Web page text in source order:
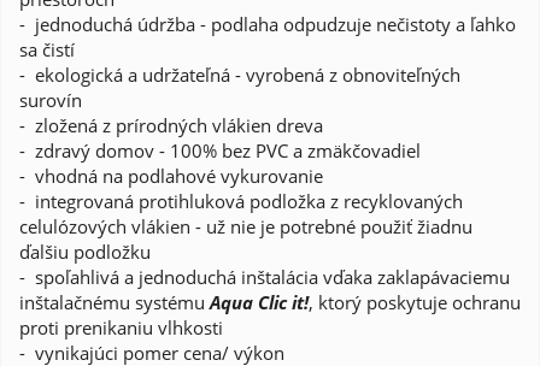
- jednoduchá údržba - podlaha odpudzuje nečistoty a ľahko
sa čistí
- ekologická a udržateľná - vyrobená z obnoviteľných
surovín
- zložená z prírodných vlákien dreva
- zdravý domov - 100% bez PVC a zmäkčovadiel
- vhodná na podlahové vykurovanie
- integrovaná protihluková podložka z recyklovaných
celulózových vlákien - už nie je potrebné použiť žiadnu
ďalšiu podložku
- spoľahlivá a jednoduchá inštalácia vďaka zaklapávaciemu
inštalačnému systému Aqua Clic it!, ktorý poskytuje ochranu
proti prenikaniu vlhkosti
- vynikajúci pomer cena/ výkon